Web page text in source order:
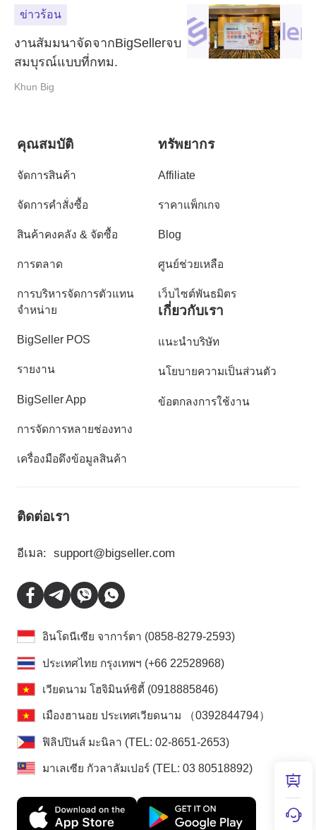
ข่าวร้อน
งานสัมมนาจัดจากBigSellerจบ
สมบุรณ์แบบที่กทม.
Khun Big
คุณสมบัติ
จัดการสินค้า
จัดการคำสั่งซื้อ
สินค้าคงคลัง & จัดซื้อ
การตลาด
การบริหารจัดการตัวแทน
จำหน่าย
BigSeller POS
รายงาน
BigSeller App
การจัดการหลายช่องทาง
เครื่องมือดึงข้อมูลสินค้า
ทรัพยากร
Affiliate
ราคาแพ็กเกจ
Blog
ศูนย์ช่วยเหลือ
เว็บไซต์พันธมิตร
เกี่ยวกับเรา
แนะนำบริษัท
นโยบายความเป็นส่วนตัว
ข้อตกลงการใช้งาน
ติดต่อเรา
อีเมล: support@bigseller.com
อินโดนีเซีย จาการ์ตา (0858-8279-2593)
ประเทศไทย กรุงเทพฯ (+66 22528968)
เวียดนาม โฮจิมินห์ซิตี้ (0918885846)
เมืองฮานอย ประเทศเวียดนาม （0392844794）
ฟิลิปปินส์ มะนิลา (TEL: 02-8651-2653)
มาเลเซีย กัวลาลัมเปอร์ (TEL: 03 80518892)